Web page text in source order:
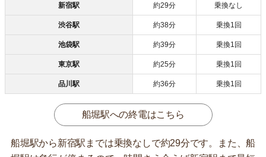
新宿駅 約29分 乗換なし
渋谷駅 約38分 乗換1回
池袋駅 約39分 乗換1回
東京駅 約25分 乗換1回
品川駅 約36分 乗換1回
船堀駅への終電はこちら
船堀駅から新宿駅までは乗換なしで約29分です。また、船